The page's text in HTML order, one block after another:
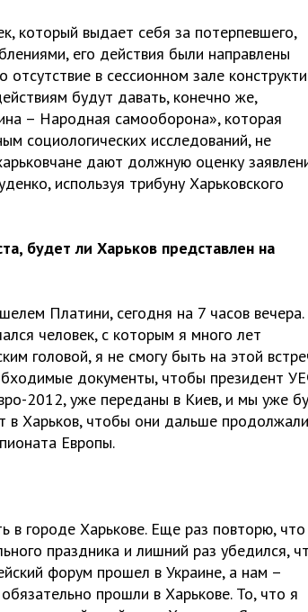
который выдает себя за потерпевшего,
его действия были направлены
в сессионном зале
будут давать, конечно же,
– Народная самооборона», которая
социологических исследований, не
дают должную оценку
используя трибуну Харьковского
будет ли Харьков представлен на
Платини, сегодня на 7 часов
человек, с которым я много лет
головой, я не смогу быть на этой
документы, чтобы президент
2012, уже переданы в Киев, и мы уже
Харьков, чтобы они дальше продолжали
Европы.
городе Харькове. Еще раз повторю, что
праздника и лишний раз убедился,
форум прошел в Украине, а нам –
прошли в Харькове. То, что я